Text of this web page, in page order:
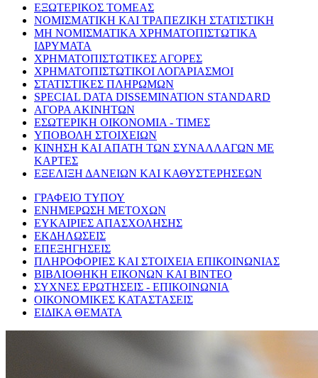
ΕΞΩΤΕΡΙΚΟΣ ΤΟΜΕΑΣ
ΝΟΜΙΣΜΑΤΙΚΗ ΚΑΙ ΤΡΑΠΕΖΙΚΗ ΣΤΑΤΙΣΤΙΚΗ
ΜΗ ΝΟΜΙΣΜΑΤΙΚΑ ΧΡΗΜΑΤΟΠΙΣΤΩΤΙΚΑ
ΙΔΡΥΜΑΤΑ
ΧΡΗΜΑΤΟΠΙΣΤΩΤΙΚΕΣ ΑΓΟΡΕΣ
ΧΡΗΜΑΤΟΠΙΣΤΩΤΙΚΟΙ ΛΟΓΑΡΙΑΣΜΟΙ
ΣΤΑΤΙΣΤΙΚΕΣ ΠΛΗΡΩΜΩΝ
SPECIAL DATA DISSEMINATION STANDARD
ΑΓΟΡΑ ΑΚΙΝΗΤΩΝ
ΕΣΩΤΕΡΙΚΗ ΟΙΚΟΝΟΜΙΑ - ΤΙΜΕΣ
ΥΠΟΒΟΛΗ ΣΤΟΙΧΕΙΩΝ
ΚΙΝΗΣΗ ΚΑΙ ΑΠΑΤΗ ΤΩΝ ΣΥΝΑΛΛΑΓΩΝ ΜΕ
ΚΑΡΤΕΣ
ΕΞΕΛΙΞΗ ΔΑΝΕΙΩΝ ΚΑΙ ΚΑΘΥΣΤΕΡΗΣΕΩΝ
ΓΡΑΦΕΙΟ ΤΥΠΟΥ
ΕΝΗΜΕΡΩΣΗ ΜΕΤΟΧΩΝ
ΕΥΚΑΙΡΙΕΣ ΑΠΑΣΧΟΛΗΣΗΣ
ΕΚΔΗΛΩΣΕΙΣ
ΕΠΕΞΗΓΗΣΕΙΣ
ΠΛΗΡΟΦΟΡΙΕΣ ΚΑΙ ΣΤΟΙΧΕΙΑ ΕΠΙΚΟΙΝΩΝΙΑΣ
ΒΙΒΛΙΟΘΗΚΗ ΕΙΚΟΝΩΝ ΚΑΙ ΒΙΝΤΕΟ
ΣΥΧΝΕΣ ΕΡΩΤΗΣΕΙΣ - ΕΠΙΚΟΙΝΩΝΙΑ
ΟΙΚΟΝΟΜΙΚΕΣ ΚΑΤΑΣΤΑΣΕΙΣ
ΕΙΔΙΚΑ ΘΕΜΑΤΑ